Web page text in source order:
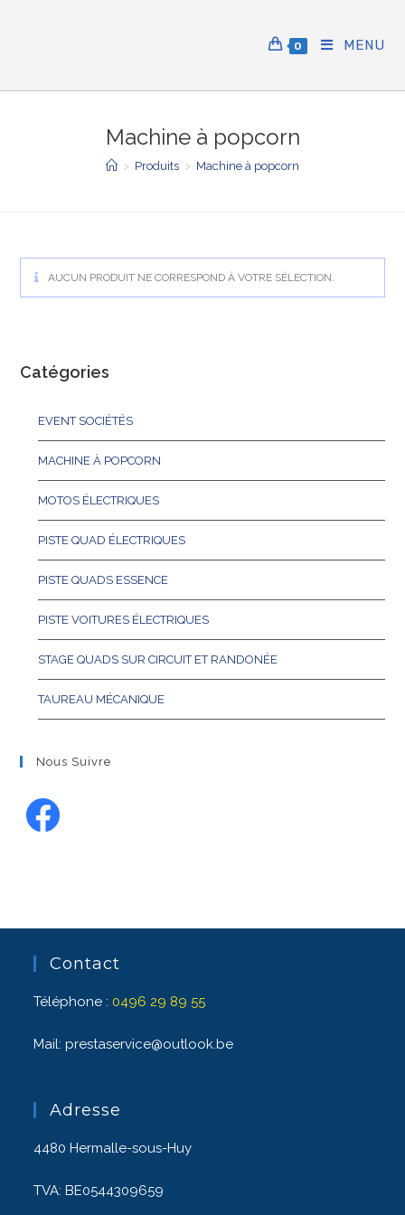
0 MENU
Machine à popcorn
> Produits > Machine à popcorn
AUCUN PRODUIT NE CORRESPOND À VOTRE SÉLECTION.
Catégories
EVENT SOCIÉTÉS
MACHINE À POPCORN
MOTOS ÉLECTRIQUES
PISTE QUAD ÉLECTRIQUES
PISTE QUADS ESSENCE
PISTE VOITURES ÉLECTRIQUES
STAGE QUADS SUR CIRCUIT ET RANDONÉE
TAUREAU MÉCANIQUE
Nous Suivre
Contact
Téléphone : 0496 29 89 55
Mail: prestaservice@outlook.be
Adresse
4480 Hermalle-sous-Huy
TVA: BE0544309659